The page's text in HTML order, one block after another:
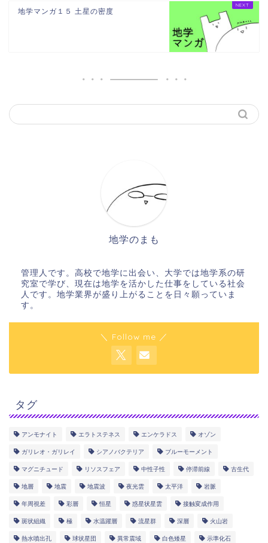
地学マンガ１５ 土星の密度
地学のまも
管理人です。高校で地学に出会い、大学では地学系の研
究室で学び、現在は地学を活かした仕事をしている社会
人です。地学業界が盛り上がることを日々願っていま
す。
＼ Follow me ／
タグ
アンモナイト エラトステネス エンケラドス オゾン
ガリレオ・ガリレイ シアノバクテリア ブルーモーメント
マグニチュード リソスフェア 中性子性 停滞前線 古生代
地層 地震 地震波 夜光雲 太平洋 岩脈
年周視差 彩層 恒星 惑星状星雲 接触変成作用
斑状組織 極 水温躍層 流星群 深層 火山岩
熱水噴出孔 球状星団 異常震域 白色矮星 示準化石